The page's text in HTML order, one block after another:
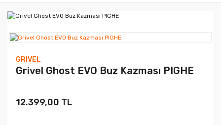
GRIVEL
Grivel Ghost EVO Buz Kazması PIGHE
12.399,00 TL